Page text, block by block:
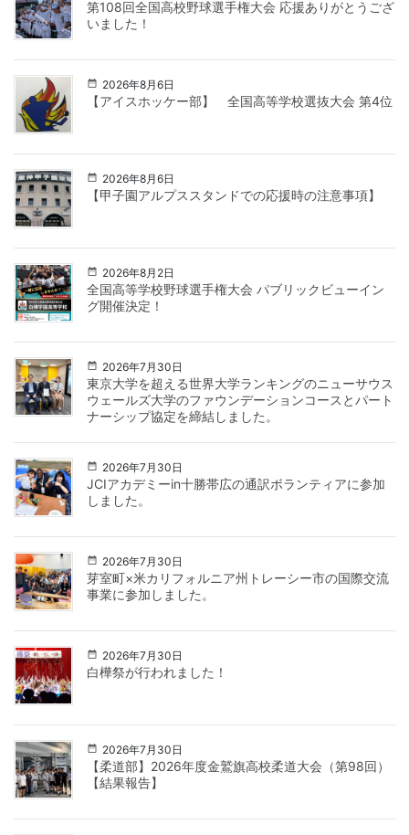
第108回全国高校野球選手権大会 応援ありがとうござ
いました！
2026年8月6日
【アイスホッケー部】 全国高等学校選抜大会 第4位
2026年8月6日
【甲子園アルプススタンドでの応援時の注意事項】
2026年8月2日
全国高等学校野球選手権大会 パブリックビューイン
グ開催決定！
2026年7月30日
東京大学を超える世界大学ランキングのニューサウス
ウェールズ大学のファウンデーションコースとパート
ナーシップ協定を締結しました。
2026年7月30日
JCIアカデミーin十勝帯広の通訳ボランティアに参加
しました。
2026年7月30日
芽室町×米カリフォルニア州トレーシー市の国際交流
事業に参加しました。
2026年7月30日
白樺祭が行われました！
2026年7月30日
【柔道部】2026年度金鷲旗高校柔道大会（第98回）
【結果報告】